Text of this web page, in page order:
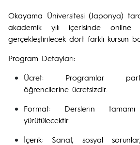
Okayama Üniversitesi (Japonya)
akademik yılı içerisinde online
gerçekleştirilecek dört farklı kursun
Program Detayları:
Ücret: Programlar
öğrencilerine ücretsizdir.
Format: Derslerin
yürütülecektir.
İçerik: Sanat, sosyal